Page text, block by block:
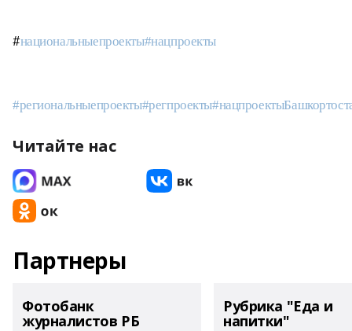
#национальныепроекты#нацпроекты
#региональныепроекты#регпроекты
Читайте нас
Партнеры
Фотобанк
журналистов РБ
Рубрика "Еда и
напитки"